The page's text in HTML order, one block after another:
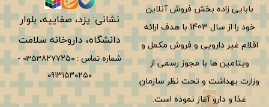
بابایی زاده بخش فروش آنلاین
خود را از سال 1403 با هدف ارائه
اقلام غیر دارویی و فروش مکمل و
ویتامین ها با مجوز رسمی از
وزارت بهداشت و تحت نظر سازمان
غذا و دارو آغاز نموده است.
نشانی: یزد، صفاییه، بلوار
دانشگاه، داروخانه سلامت
شماره تماس :0353۸۲۷۷۲۵۰ -
۰۹۱۳۱۵۳۰۲۵۰